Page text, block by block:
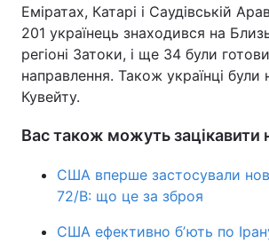
Еміратах, Катарі і Саудівській
201 українець знаходився на
регіоні Затоки, і ще 34 були
направлення. Також українці
Кувейту.
Вас також можуть зацікавити
США вперше застосували
72/B: що це за зброя
США ефективно бʼють по